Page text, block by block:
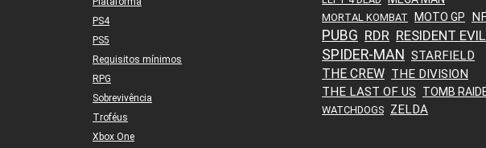
PS4
PS5
Requisitos mínimos
RPG
Sobrevivência
Troféus
Xbox One
MORTAL KOMBAT MOTO GP
PUBG RDR RESIDENT EVIL
SPIDER-MAN STARFIELD
THE CREW THE DIVISION
THE LAST OF US
TOMB
WATCHDOGS ZELDA